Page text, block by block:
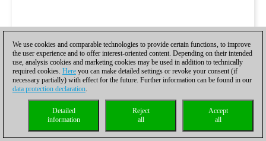
We use cookies and comparable technologies to provide certain functions, to improve
the user experience and to offer interest-oriented content. Depending on their intended
use, analysis cookies and marketing cookies may be used in addition to technically
required cookies. Here you can make detailed settings or revoke your consent (if
necessary partially) with effect for the future. Further information can be found in our
data protection declaration.
Accept
all
Reject
all
Detailed
information